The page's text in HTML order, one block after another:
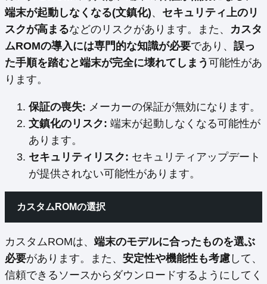
端末が起動しなくなる(文鎮化)、 セキュリティ上のリ
スクが高まるなどのリスクがあります。また、 カスタ
ムROMの導入には専門的な知識が必要であり、 誤っ
た手順を踏むと端末が完全に壊れてしまう 可能性があ
ります。
保証の喪失: メーカーの保証が無効になります。
文鎮化のリスク: 端末が起動しなくなる可能性が
あります。
セキュリティリスク: セキュリティアップデート
が提供されない可能性があります。
カスタムROMの選択
カスタムROMは、 端末のモデルに合ったものを選ぶ
必要があります。また、 安定性や機能性も考慮 して、
信頼できるソースからダウンロードするようにしてく